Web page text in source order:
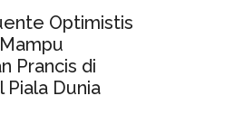
Optimistis
Prancis di
Piala Dunia